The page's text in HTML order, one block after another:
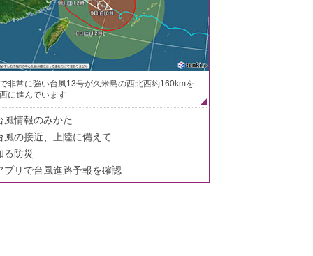
非常に強い台風13号が久米島の西北西約160kmを
に進んでいます
風情報のみかた
風の接近、上陸に備えて
る防災
プリで台風進路予報を確認